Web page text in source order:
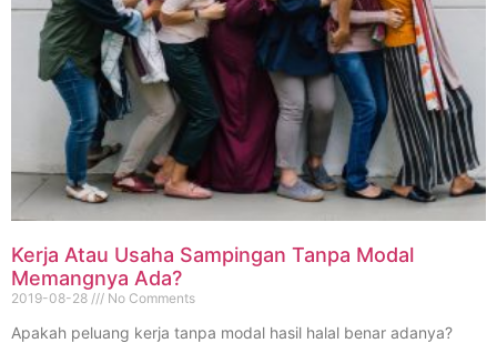
Kerja Atau Usaha Sampingan Tanpa Modal
Memangnya Ada?
2019-08-28 No Comments
Apakah peluang kerja tanpa modal hasil halal benar adanya?